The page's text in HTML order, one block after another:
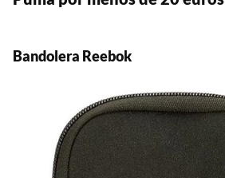
Bandolera Reebok